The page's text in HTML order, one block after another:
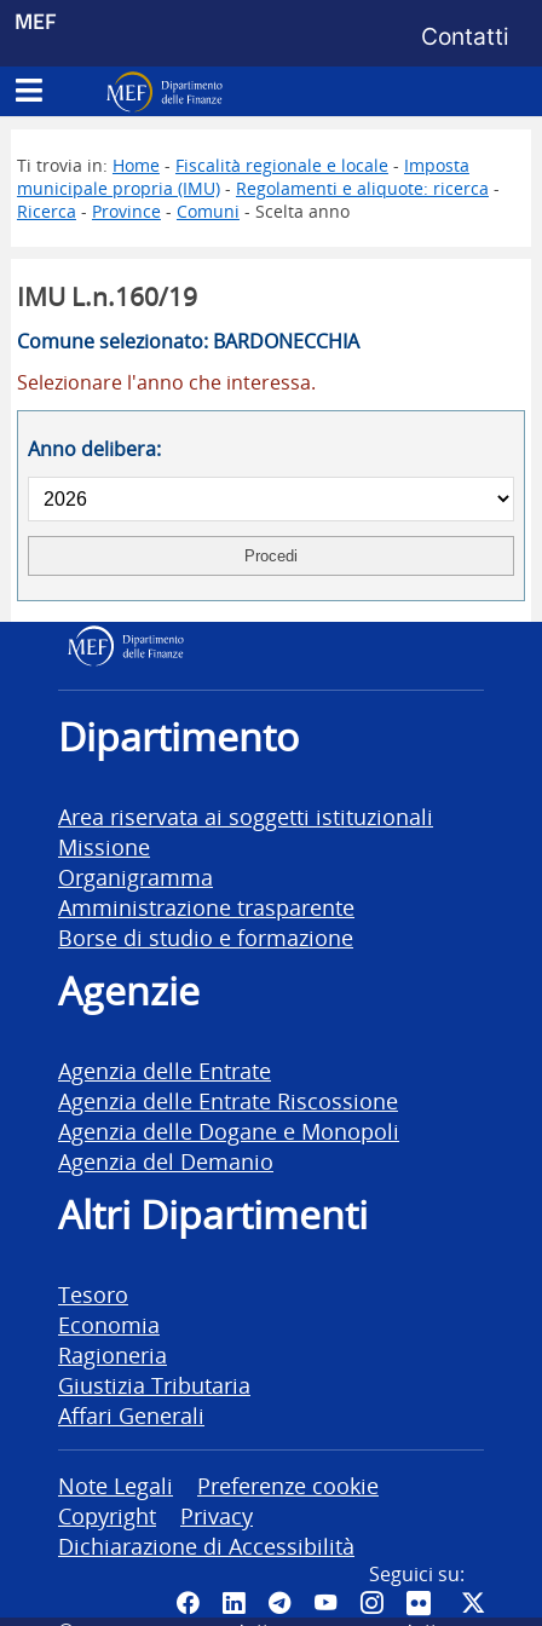
MEF Menu di
Contatti
Apri menu principale
Dipartimento delle Finanze
Ti trovia in: Home- Fiscalità regionale e locale- Imposta
municipale propria (IMU)- Regolamenti e aliquote: ricerca -
Ricerca - Province- Comuni - Scelta anno
IMU L.n.160/19
Comune selezionato: BARDONECCHIA
Selezionare l'anno che interessa.
Anno delibera:
Dipartimento delle
Dipartimento
Area riservata ai soggetti istituzionali
Missione
Organigramma
Amministrazione trasparente
Borse di studio e formazione
Agenzie
Agenzia delle Entrate
Agenzia delle Entrate Riscossione
Agenzia delle Dogane e Monopoli
Agenzia del Demanio
Altri Dipartimenti
Tesoro
Economia
Ragioneria
Giustizia Tributaria
Affari Generali
Altre informazioni
Note Legali
Preferenze cookie
Copyright
Privacy
Dichiarazione di Accessibilità
Seguici su:
Pagina Facebook del MEF -
Canale LinkedIn del MEF
Canale Telegram del
Canale YouTube del
CanaleCanale